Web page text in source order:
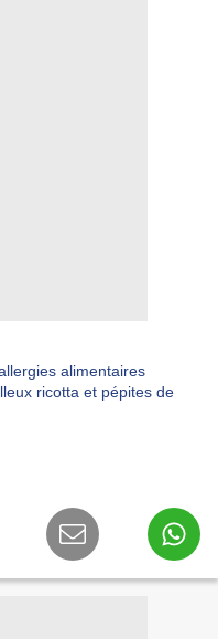
alimentaires
ricotta et pépites de